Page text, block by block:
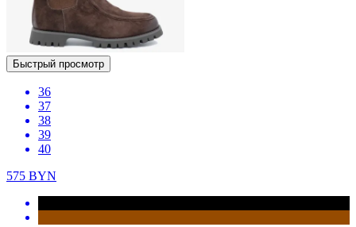
Быстрый просмотр
36
37
38
39
40
575 BYN